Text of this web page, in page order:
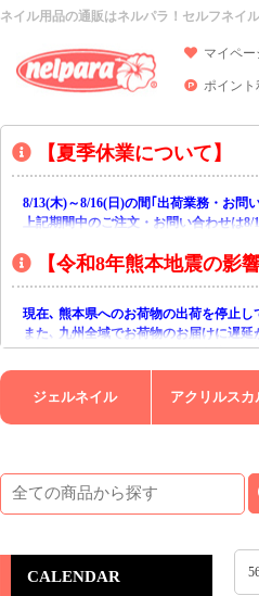
ネイル用品の通販はネルパラ！セルフネイ
マイペー
ポイント
【夏季休業について】
8/13(木)～8/16(日)の間｢出荷業務・お問
上記期間中のご注文・お問い合わせは
【令和8年熊本地震の影
現在､ 熊本県へのお荷物の出荷を停止し
また､ 九州全域でお荷物のお届けに遅延
ご不便をおかけいたしますが､ 何卒ご
ジェルネイル アクリルスカ
CALENDAR